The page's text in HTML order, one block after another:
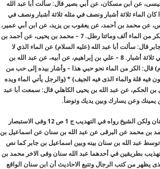
عن ابن مسكان، عن أبي بصير قال: سألت أبا عبد الله
الماء ثلاثة أشبار ونصف في مثله ثلاثة أشبار ونصف في
من الماء. 6 – أحمد بن إدريس، عن محمد بن أحمد، عن يعقوب بن يزيد، عن ابن أبي عمير،
عن بعض أصحابنا، عن أبي عبد الله (عليه السلام) قال: الكر من الماء ألف ومائتا رطل. 7 – محمد بن يحيى، عن أحمد بن
(1)، عن إسماعيل بن جابر قال: سألت أبا عبد الله (عليه السلام) عن الماء الذي لا
ينجسه شئ؟ قال: كر. قلت: وما الكر؟ قال: ثلاثة أشبار في ثلاثة أشبار. 8 – علي بن إبراهيم، عن أبيه، عن عبد الله بن
قال: الكر من الماء نحو حبي هذا – وأشار بيده إلى حب من
فيه قلة والماء الذى فيه الجيف) * (والرجل يأتي الماء ويده
بن الحكم، عن عبد الله بن يحيى الكاهلي قال: سمعت أبا عبد
يمينك وعن يسارك وبين يديك وتوضأ.
(1) استظهر المجلسي – رحمه الله – أنه هو محمد بن سنان ولكن الشيخ رواه في التهديب ج 1 ص 12 وفى الاستبصار
عن أحمد بن محمد عن البرقى عن عبد الله بن سنان عن اسماعيل بن
توسط عبد الله بن سنان بينه وبين اسماعيل بن جابر كما نص
الشيخ في التهذيب بطريقين في أحدهما عبد الله سنان وفى الاخر محمد بن
يظهر من كتب الرجال وتتبع الاحاديث أن ابن سنان الواقع